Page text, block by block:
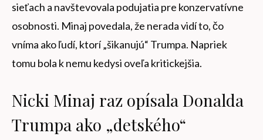
sieťach a navštevovala podujatia pre konzervatívne
osobnosti. Minaj povedala, že nerada vidí to, čo
vníma ako ľudí, ktorí „šikanujú“ Trumpa. Napriek
tomu bola k nemu kedysi oveľa kritickejšia.
Nicki Minaj raz opísala Donalda
Trumpa ako „detského“